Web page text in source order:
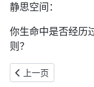
静思空间：
你生命中是否经历
则？
上一篇文章: 《圣言
上一页